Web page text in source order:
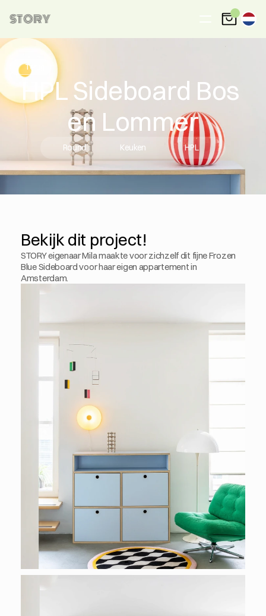
STORY
Terug
HPL Sideboard Bos
en Lommer
Round Keuken HPL
Bekijk dit project!
STORY eigenaar Mila maakte voor zichzelf dit fijne Frozen
Blue Sideboard voor haar eigen appartement in
Amsterdam.